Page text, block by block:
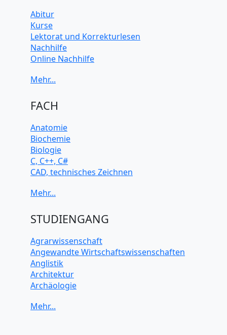
Abitur
Kurse
Lektorat und Korrekturlesen
Nachhilfe
Online Nachhilfe
FACH
Anatomie
Biochemie
Biologie
C, C++, C#
CAD, technisches Zeichnen
Computerarchitektur
Elektrotechnik
Java
JavaScript
Künstliche Intelligenz
Latein
Makroökonomie
Mechanik
STUDIENGANG
Agrarwissenschaft
Angewandte Wirtschaftswissenschaften
Anglistik
Architektur
Archäologie
Biochemie Wissenschaften